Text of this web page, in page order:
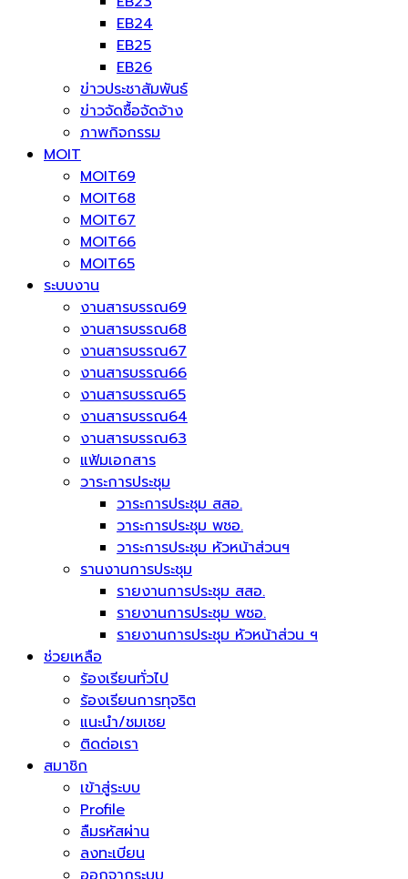
EB24
EB25
EB26
ข่าวประชาสัมพันธ์
ข่าวจัดซื้อจัดจ้าง
ภาพกิจกรรม
MOIT
MOIT69
MOIT68
MOIT67
MOIT66
MOIT65
ระบบงาน
งานสารบรรณ69
งานสารบรรณ68
งานสารบรรณ67
งานสารบรรณ66
งานสารบรรณ65
งานสารบรรณ64
งานสารบรรณ63
แฟ้มเอกสาร
วาระการประชุม
วาระการประชุม สสอ.
วาระการประชุม พชอ.
วาระการประชุม หัวหน้าส่วนฯ
รานงานการประชุม
รายงานการประชุม สสอ.
รายงานการประชุม พชอ.
รายงานการประชุม หัวหน้าส่วน ฯ
ช่วยเหลือ
ร้องเรียนทั่วไป
ร้องเรียนการทุจริต
แนะนำ/ชมเชย
ติดต่อเรา
สมาชิก
เข้าสู่ระบบ
Profile
ลืมรหัสผ่าน
ลงทะเบียน